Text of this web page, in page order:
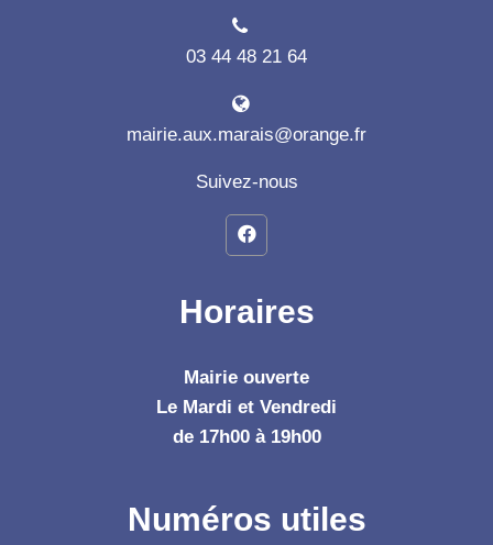
03 44 48 21 64
mairie.aux.marais@orange.fr
Suivez-nous
Horaires
Mairie ouverte
Le Mardi et Vendredi
de 17h00 à 19h00
Numéros utiles